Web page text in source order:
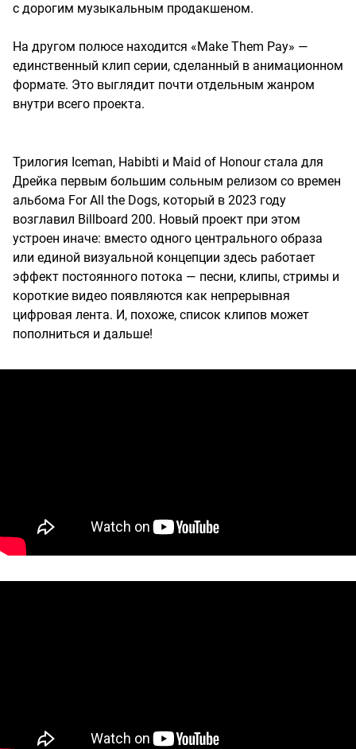
с дорогим музыкальным продакшеном.
На другом полюсе находится «Make Them Pay» —
единственный клип серии, сделанный в анимационном
формате. Это выглядит почти отдельным жанром
внутри всего проекта.
Трилогия Iceman, Habibti и Maid of Honour стала для
Дрейка первым большим сольным релизом со времен
альбома For All the Dogs, который в 2023 году
возглавил Billboard 200. Новый проект при этом
устроен иначе: вместо одного центрального образа
или единой визуальной концепции здесь работает
эффект постоянного потока — песни, клипы, стримы и
короткие видео появляются как непрерывная
цифровая лента. И, похоже, список клипов может
пополниться и дальше!